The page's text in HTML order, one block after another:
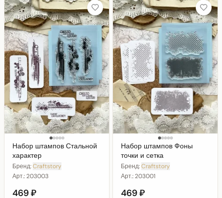
Набор штампов Стальной
характер
Бренд:Craftstory
Арт.:203003
469 ₽
Набор штампов Фоны
точки и сетка
Бренд:Craftstory
Арт.:203001
469 ₽